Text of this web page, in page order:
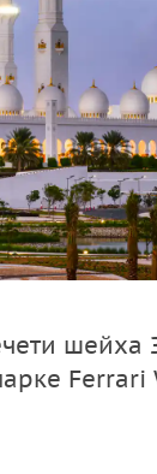
шейха
Ferrari